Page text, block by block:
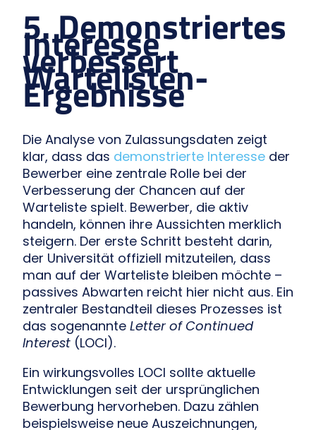
5. Demonstriertes
Interesse
verbessert
Wartelisten-
Ergebnisse
Die Analyse von Zulassungsdaten zeigt
klar, dass das demonstrierte Interesse der
Bewerber eine zentrale Rolle bei der
Verbesserung der Chancen auf der
Warteliste spielt. Bewerber, die aktiv
handeln, können ihre Aussichten merklich
steigern. Der erste Schritt besteht darin,
der Universität offiziell mitzuteilen, dass
man auf der Warteliste bleiben möchte –
passives Abwarten reicht hier nicht aus. Ein
zentraler Bestandteil dieses Prozesses ist
das sogenannte Letter of Continued
Interest (LOCI).
Ein wirkungsvolles LOCI sollte aktuelle
Entwicklungen seit der ursprünglichen
Bewerbung hervorheben. Dazu zählen
beispielsweise neue Auszeichnungen,